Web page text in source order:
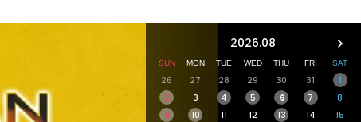
2026.08
SUN MON TUE WED THU FRI SAT
26 27 28 29 30 31
1
2
3 4 5 6 7
8
9
10 11 12 13 14
15